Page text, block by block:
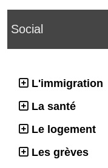
Social
L'immigration
La santé
Le logement
Les grèves